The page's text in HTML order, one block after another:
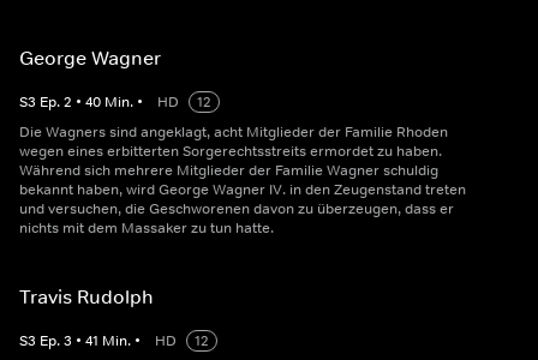
George Wagner
S3 Ep.2 • 40 Min. • HD
12
Die Wagners sind angeklagt, acht Mitglieder der Familie Rhoden
wegen eines erbitterten Sorgerechtsstreits ermordet zu haben.
Während sich mehrere Mitglieder der Familie Wagner schuldig
bekannt haben, wird George Wagner IV. in den Zeugenstand treten
und versuchen, die Geschworenen davon zu überzeugen, dass er
nichts mit dem Massaker zu tun hatte.
Travis Rudolph
S3 Ep.3 • 41 Min. • HD
12